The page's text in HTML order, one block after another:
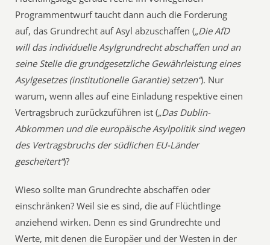
Programmentwurf taucht dann auch die Forderung
auf, das Grundrecht auf Asyl abzuschaffen („Die AfD
will das individuelle Asylgrundrecht abschaffen und an
seine Stelle die grundgesetzliche Gewährleistung eines
Asylgesetzes (institutionelle Garantie) setzen“). Nur
warum, wenn alles auf eine Einladung respektive einen
Vertragsbruch zurückzuführen ist („Das Dublin-
Abkommen und die europäische Asylpolitik sind wegen
des Vertragsbruchs der südlichen EU-Länder
gescheitert“)?
Wieso sollte man Grundrechte abschaffen oder
einschränken? Weil sie es sind, die auf Flüchtlinge
anziehend wirken. Denn es sind Grundrechte und
Werte, mit denen die Europäer und der Westen in der